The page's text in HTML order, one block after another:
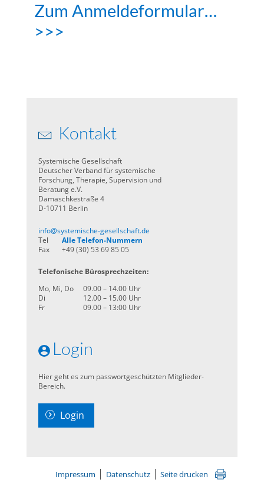
Zum Anmeldeformular…
>>>
Kontakt
Systemische Gesellschaft
Deutscher Verband für systemische
Forschung, Therapie, Supervision und
Beratung e.V.
Damaschkestraße 4
D-10711 Berlin
info@systemische-gesellschaft.de
Tel
Alle Telefon-Nummern
Fax
+49 (30) 53 69 85 05
Telefonische Bürosprechzeiten:
Mo, Mi, Do
09.00 – 14.00 Uhr
Di
12.00 – 15.00 Uhr
Fr
09.00 – 13:00 Uhr
Login
Hier geht es zum passwortgeschützten Mitglieder-
Bereich.
Login
Impressum Datenschutz Seite drucken